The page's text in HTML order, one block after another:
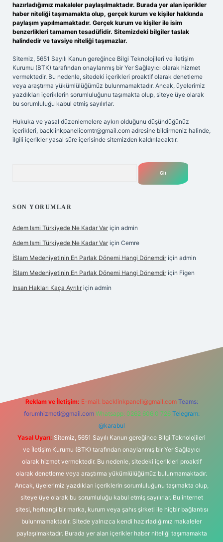
hazırladığımız makaleler paylaşılmaktadır. Burada yer alan içerikler
haber niteliği taşımamakta olup, gerçek kurum ve kişiler hakkında
paylaşım yapılmamaktadır. Gerçek kurum ve kişiler ile isim
benzerlikleri tamamen tesadüfidir. Sitemizdeki bilgiler taslak
halindedir ve tavsiye niteliği taşımazlar.
Sitemiz, 5651 Sayılı Kanun gereğince Bilgi Teknolojileri ve İletişim
Kurumu (BTK) tarafından onaylanmış bir Yer Sağlayıcı olarak hizmet
vermektedir. Bu nedenle, sitedeki içerikleri proaktif olarak denetleme
veya araştırma yükümlülüğümüz bulunmamaktadır. Ancak, üyelerimiz
yazdıkları içeriklerin sorumluluğunu taşımakta olup, siteye üye olarak
bu sorumluluğu kabul etmiş sayılırlar.
Hukuka ve yasal düzenlemelere aykırı olduğunu düşündüğünüz
içerikleri, backlinkpanelicomtr@gmail.com adresine bildirmeniz halinde,
ilgili içerikler yasal süre içerisinde sitemizden kaldırılacaktır.
SON YORUMLAR
Adem Ismi Türkiyede Ne Kadar Var için admin
Adem Ismi Türkiyede Ne Kadar Var için Cemre
İSlam Medeniyetinin En Parlak Dönemi Hangi Dönemdir için admin
İSlam Medeniyetinin En Parlak Dönemi Hangi Dönemdir için Figen
Insan Hakları Kaça Ayrılır için admin
Reklam ve İletişim: E-mail: backlinkpaneli@gmail.com Teams:
forumhizmeti@gmail.com Whatsapp: 0262 606 0 726 Telegram:
@karabul
Yasal Uyarı: Sitemiz, 5651 Sayılı Kanun gereğince Bilgi Teknolojileri
ve İletişim Kurumu (BTK) tarafından onaylanmış bir Yer Sağlayıcı
olarak hizmet vermektedir. Bu nedenle, sitedeki içerikleri proaktif
olarak denetleme veya araştırma yükümlülüğümüz bulunmamaktadır.
Ancak, üyelerimiz yazdıkları içeriklerin sorumluluğunu taşımakta olup,
siteye üye olarak bu sorumluluğu kabul etmiş sayılırlar. Bu internet
sitesi, herhangi bir marka, kurum veya şahıs şirketi ile hiçbir bağlantısı
bulunmamaktadır. Sitede yalnızca kendi hazırladığımız makaleler
paylaşılmaktadır. Burada yer alan içerikler haber niteliği taşımamakta